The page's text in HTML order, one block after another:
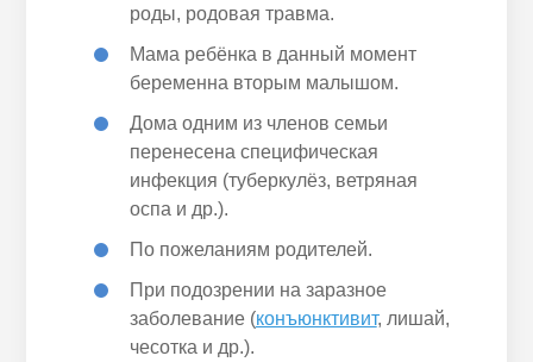
роды, родовая травма.
Мама ребёнка в данный момент
беременна вторым малышом.
Дома одним из членов семьи
перенесена специфическая
инфекция (туберкулёз, ветряная
оспа и др.).
По пожеланиям родителей.
При подозрении на заразное
заболевание (конъюнктивит, лишай,
чесотка и др.).